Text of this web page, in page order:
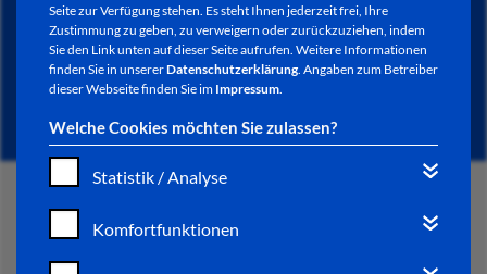
Seite zur Verfügung stehen. Es steht Ihnen jederzeit frei, Ihre
Zustimmung zu geben, zu verweigern oder zurückzuziehen, indem
Sie den Link unten auf dieser Seite aufrufen. Weitere Informationen
finden Sie in unsererDatenschutzerklärung. Angaben zum Betreiber
dieser Webseite finden Sie im Impressum.
Welche Cookies möchten Sie zulassen?
Statistik / Analyse
Komfortfunktionen
NEWSLETTER / CITY LETTER
START